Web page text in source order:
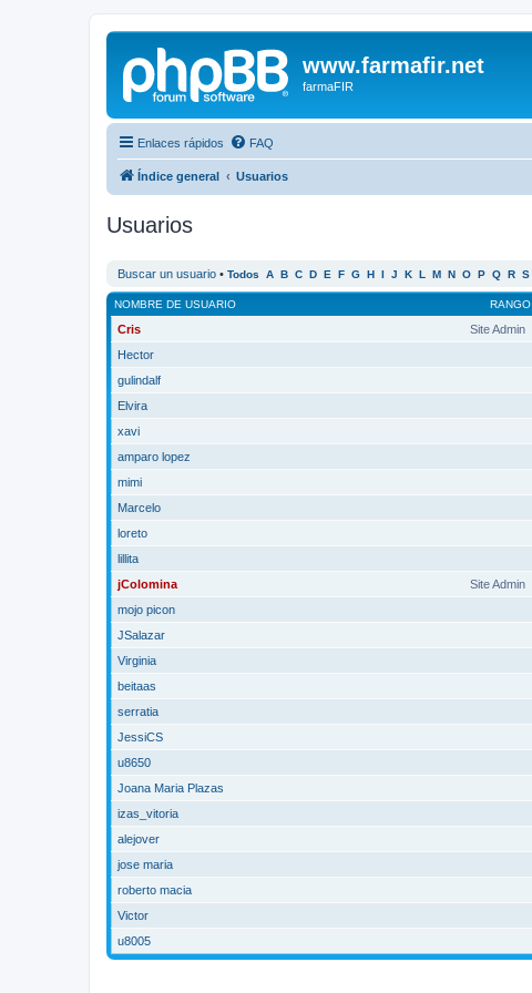
www.farmafir.net
farmaFIR
Enlaces rápidos FAQ
Índice general Usuarios
Usuarios
Buscar un usuario • Todos A B C D E F G H I J K L M N O P Q R S
RANGO
NOMBRE DE USUARIO
Site Admin
Cris
Hector
gulindalf
Elvira
xavi
amparo lopez
mimi
Marcelo
loreto
lillita
Site Admin
jColomina
mojo picon
JSalazar
Virginia
beitaas
serratia
JessiCS
u8650
Joana Maria Plazas
izas_vitoria
alejover
jose maria
roberto macia
Victor
u8005